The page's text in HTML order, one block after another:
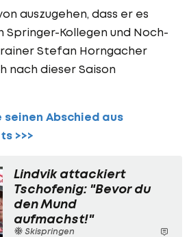
auszugehen, dass er es
Springer-Kollegen und Noch-
Stefan Horngacher
nach dieser Saison
Abschied aus
>>>
Lindvik attackiert
Tschofenig: "Bevor du
den Mund
aufmachst!"
Skispringen